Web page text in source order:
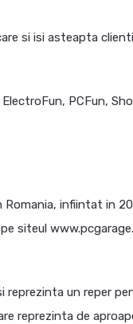
si isi asteapta
PCFun,
Romania, infiintat in
siteul
reprezinta un reper
reprezinta de